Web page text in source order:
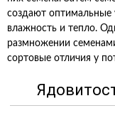
создают оптимальные
влажность и тепло.
размножении
сортовые отличия у